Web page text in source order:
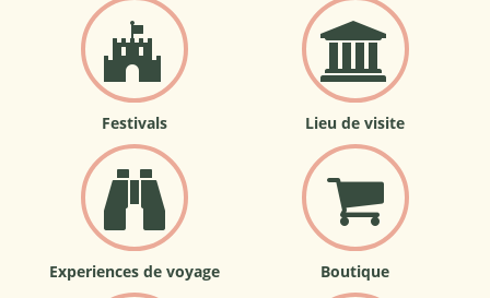
Festivals Lieu de visite
Experiences de voyage Boutique